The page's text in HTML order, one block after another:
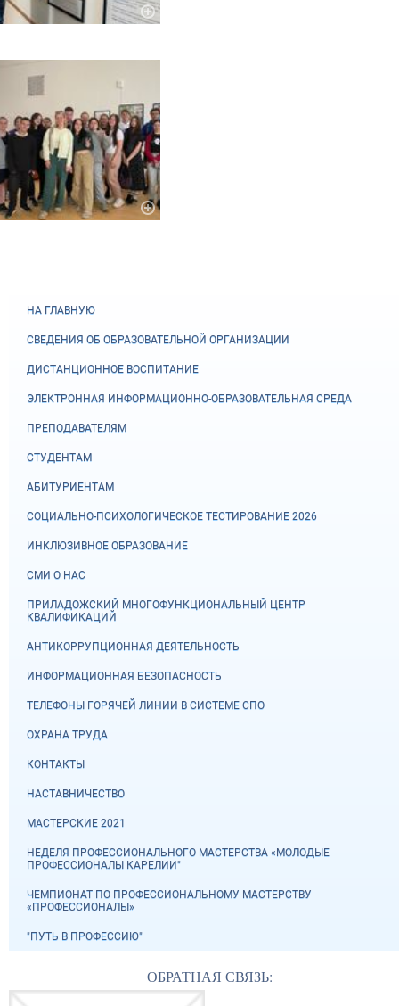
НА ГЛАВНУЮ
СВЕДЕНИЯ ОБ ОБРАЗОВАТЕЛЬНОЙ ОРГАНИЗАЦИИ
ДИСТАНЦИОННОЕ ВОСПИТАНИЕ
ЭЛЕКТРОННАЯ ИНФОРМАЦИОННО-ОБРАЗОВАТЕЛЬНАЯ СРЕДА
ПРЕПОДАВАТЕЛЯМ
СТУДЕНТАМ
АБИТУРИЕНТАМ
СОЦИАЛЬНО-ПСИХОЛОГИЧЕСКОЕ ТЕСТИРОВАНИЕ 2026
ИНКЛЮЗИВНОЕ ОБРАЗОВАНИЕ
СМИ О НАС
ПРИЛАДОЖСКИЙ МНОГОФУНКЦИОНАЛЬНЫЙ ЦЕНТР
КВАЛИФИКАЦИЙ
АНТИКОРРУПЦИОННАЯ ДЕЯТЕЛЬНОСТЬ
ИНФОРМАЦИОННАЯ БЕЗОПАСНОСТЬ
ТЕЛЕФОНЫ ГОРЯЧЕЙ ЛИНИИ В СИСТЕМЕ СПО
ОХРАНА ТРУДА
КОНТАКТЫ
НАСТАВНИЧЕСТВО
МАСТЕРСКИЕ 2021
НЕДЕЛЯ ПРОФЕССИОНАЛЬНОГО МАСТЕРСТВА «МОЛОДЫЕ
ПРОФЕССИОНАЛЫ КАРЕЛИИ"
ЧЕМПИОНАТ ПО ПРОФЕССИОНАЛЬНОМУ МАСТЕРСТВУ
«ПРОФЕССИОНАЛЫ»
"ПУТЬ В ПРОФЕССИЮ"
ОБРАТНАЯ СВЯЗЬ: